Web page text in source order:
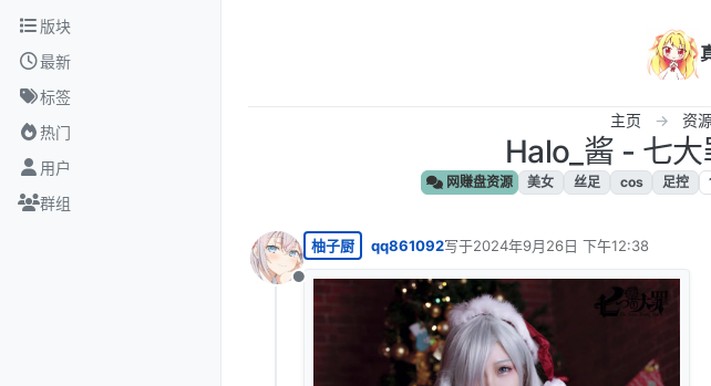
跳转至内容
版块
最新
标签
热门
用户
群组
主页 资
Halo_酱 - 七
网赚盘资源 美女 丝足 cos 足控
离线
柚子厨 qq861092写于2024年9月26日 下午12:38
最后由 编辑